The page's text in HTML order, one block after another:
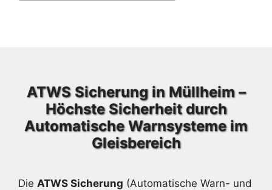
ATWS Sicherung in Müllheim –
Höchste Sicherheit durch
Automatische Warnsysteme im
Gleisbereich
Die ATWS Sicherung (Automatische Warn- und